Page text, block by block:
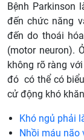
Bệnh Parkinson
đến chức năng
đến do thoái
(motor neuron).
không rõ ràng
đó có thể có
cử động khó
Khó ngủ phải
Nhồi máu não